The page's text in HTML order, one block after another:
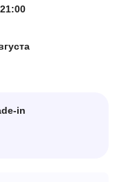
in